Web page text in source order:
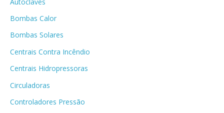
Bombas Calor
Bombas Solares
Centrais Contra Incêndio
Centrais Hidropressoras
Circuladoras
Controladores Pressão